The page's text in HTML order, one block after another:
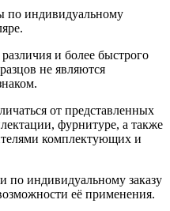
по индивидуальному
и более быстрого
не являются
от представленных
фурнитуре, а также
комплектующих и
по индивидуальному заказу
её применения.